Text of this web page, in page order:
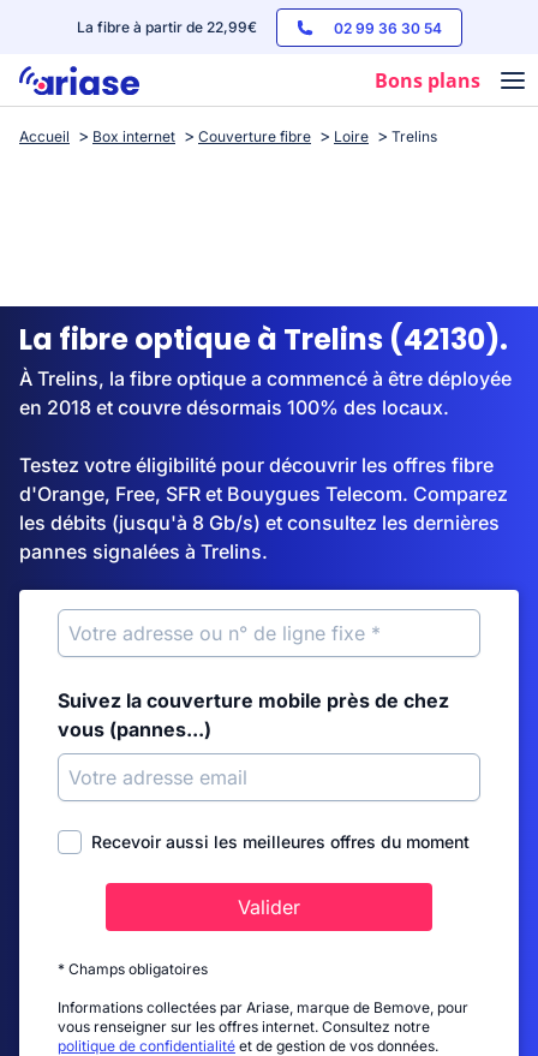
La fibre à partir de 22,99€ 02 99 36 30 54
Bons plans
Box internet
Streaming
Accueil Box internet Couverture fibre Loire Trelins
La fibre optique à Trelins (42130).
À Trelins, la fibre optique a commencé à être déployée
en 2018 et couvre désormais 100% des locaux.
Testez votre éligibilité pour découvrir les offres fibre
d'Orange, Free, SFR et Bouygues Telecom. Comparez
les débits (jusqu'à 8 Gb/s) et consultez les dernières
pannes signalées à Trelins.
Suivez la couverture mobile près de chez
vous (pannes...)
Recevoir aussi les meilleures offres du moment
Valider
* Champs obligatoires
Informations collectées par Ariase, marque de Bemove, pour
vous renseigner sur les offres internet. Consultez notre
politique de confidentialité et de gestion de vos données.